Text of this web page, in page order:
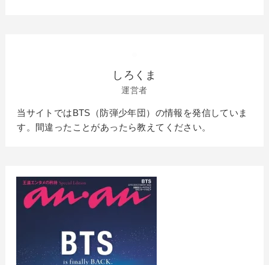
しろくま
運営者
当サイトではBTS（防弾少年団）の情報を発信していま
す。間違ったことがあったら教えてください。